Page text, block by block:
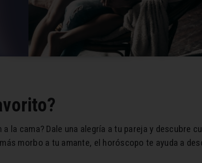
la cama? Dale una alegría a tu pareja y descubre
morbo a tu amante, el horóscopo te ayuda a